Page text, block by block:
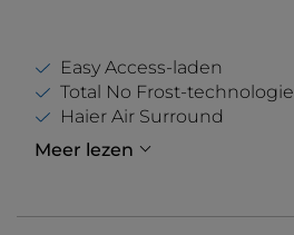
Easy Access-laden
Total No Frost-technologie
Haier Air Surround
Meer lezen